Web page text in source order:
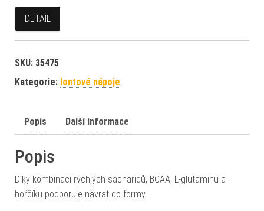
DETAIL
SKU: 35475
Kategorie: Iontové nápoje
Popis Další informace
Popis
Díky kombinaci rychlých sacharidů, BCAA, L-glutaminu a
hořčíku podporuje návrat do formy.